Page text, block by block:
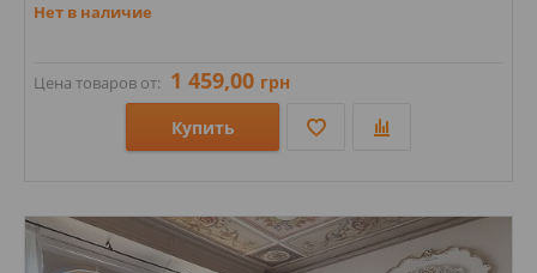
Нет в наличие
Цена товаров от: 1 459,00 грн
Купить
Стили: Под камень;
Цвета: